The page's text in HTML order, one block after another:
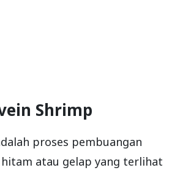
Shrimp
proses pembuangan
hitam atau gelap yang terlihat